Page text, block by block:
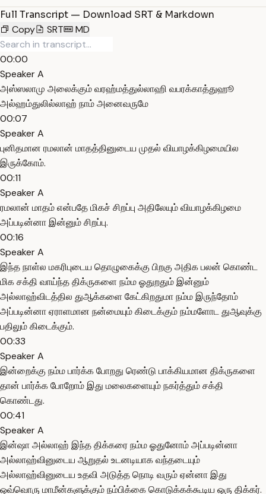
Full Transcript — Download SRT & Markdown
Copy
SRT MD
00:00
Speaker A
அஸ்ஸலாமு அலைக்கும் வரஹ்மத்துல்லாஹி வபரக்காத்துஹூ
அல்ஹம்துலில்லாஹ் நாம் அனைவருமே
00:07
Speaker A
புனிதமான ரமலான் மாதத்தினுடைய முதல் வியாழக்கிழமையில
இருக்கோம்.
00:11
Speaker A
ரமலான் மாதம் என்பதே மிகச் சிறப்பு அதிலேயும் வியாழக்கிழமை
அப்படின்னா இன்னும் சிறப்பு.
00:16
Speaker A
இந்த நாள்ல மகரிபுடைய தொழுகைக்கு பிறகு அதிக பலன் கொண்ட
மிக சக்தி வாய்ந்த திக்ருகளை நம்ம ஓதுறதும் இன்னும்
அல்லாஹ்விடத்தில துஆக்களை கேட்கிறதுமா நம்ம இருந்தோம்
அப்படின்னா ஏராளமான நன்மையும் கிடைக்கும் நம்மளோட துஆவுக்கு
பதிலும் கிடைக்கும்.
00:33
Speaker A
இன்றைக்கு நம்ம பார்க்க போறது ரெண்டு பாக்கியமான திக்ருகளை
தான் பார்க்க போறோம் இது மலைகளையும் நகர்த்தும் சக்தி
கொண்டது.
00:41
Speaker A
இன்ஷா அல்லாஹ் இந்த திக்கரை நம்ம ஓதுனோம் அப்படின்னா
அல்லாஹ்வினுடைய ஆறுதல் உடனடியாக வந்தடையும்
அல்லாஹ்வினுடைய உதவி அடுத்த நொடி வரும் ஏன்னா இது
ஒவ்வொரு மாமீன்களுக்கும் நம்பிக்கை கொடுக்கக்கூடிய ஒரு திக்கர்.